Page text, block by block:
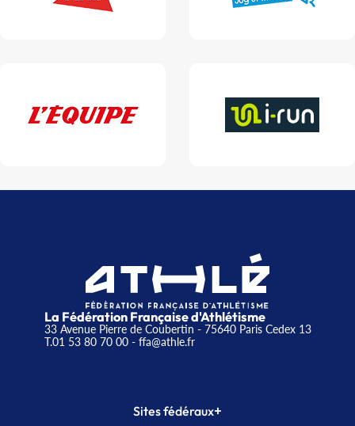
La Fédération Française d'Athlétisme
33 Avenue Pierre de Coubertin - 75640 Paris Cedex 13
T.01 53 80 70 00- ffa@athle.fr
Sites fédéraux+